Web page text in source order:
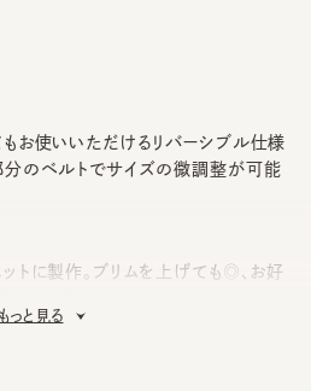
お使いいただけるリバーシブル仕様
分のベルトでサイズの微調整が可能
トに製作。ブリムを上げても◎、お好
ドをベースに、サテン素材のパイピ
もっと見る